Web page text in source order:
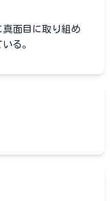
面目に取り組め
る。